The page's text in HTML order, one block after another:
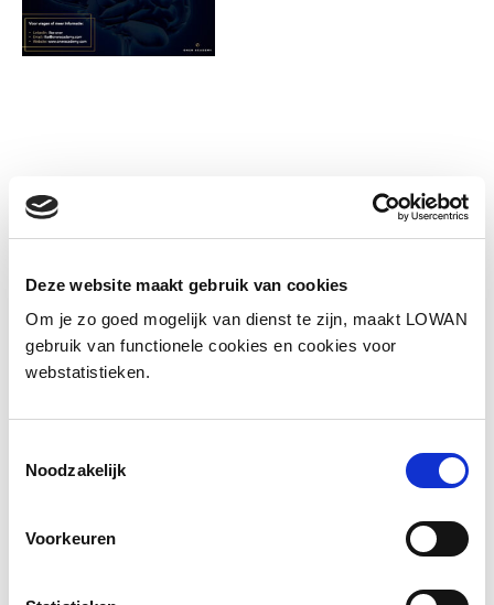
Deze website maakt gebruik van cookies
Om je zo goed mogelijk van dienst te zijn, maakt LOWAN
gebruik van functionele cookies en cookies voor
webstatistieken.
Noodzakelijk
Voorkeuren
Spreker: Ilke Oner, neuropsycholoog Oner
Academy
Bekijk de presentatie